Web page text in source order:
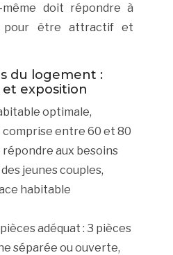
même doit répondre à
pour être attractif et
du logement :
exposition
optimale,
entre 60 et 80
répondre aux besoins
jeunes couples,
habitable
adéquat : 3 pièces
séparée ou ouverte,